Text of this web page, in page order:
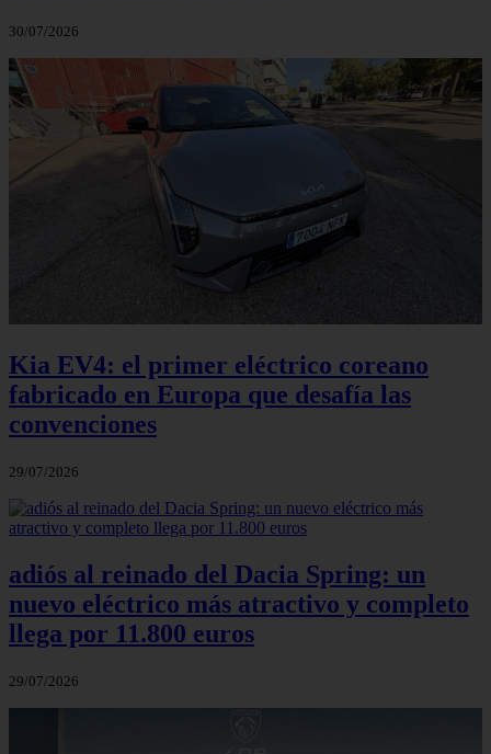
30/07/2026
Kia EV4: el primer eléctrico coreano
fabricado en Europa que desafía las
convenciones
29/07/2026
adiós al reinado del Dacia Spring: un
nuevo eléctrico más atractivo y completo
llega por 11.800 euros
29/07/2026